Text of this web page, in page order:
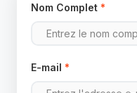
Nom Complet *
E-mail *